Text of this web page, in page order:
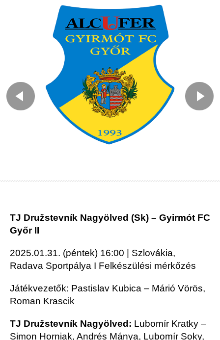
TJ Družstevník Nagyölved (Sk) – Gyirmót FC
Győr II
2025.01.31. (péntek) 16:00 | Szlovákia,
Radava Sportpálya I Felkészülési mérkőzés
Játékvezetők: Pastislav Kubica – Márió Vörös,
Roman Krascik
TJ Družstevník Nagyölved: Lubomír Kratky –
Simon Horniak, Andrés Mánya, Lubomír Soky,